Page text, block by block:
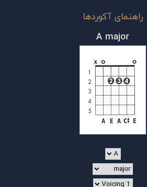
راهنمای آکوردها
A major